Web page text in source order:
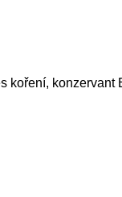
koření, konzervant